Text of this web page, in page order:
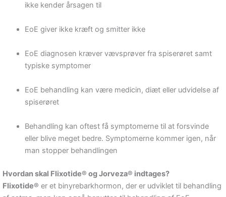
ikke kender årsagen til
EoE giver ikke kræft og smitter ikke
EoE diagnosen kræver vævsprøver fra spiserøret samt
typiske symptomer
EoE behandling kan være medicin, diæt eller udvidelse af
spiserøret
Behandling kan oftest få symptomerne til at forsvinde
eller blive meget bedre. Symptomerne kommer igen, når
man stopper behandlingen
Hvordan skal Flixotide® og Jorveza® indtages?
Flixotide® er et binyrebarkhormon, der er udviklet til behandling